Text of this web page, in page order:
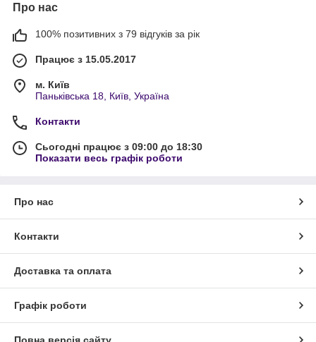
Про нас
100% позитивних з 79 відгуків за рік
Працює з 15.05.2017
м. Київ
Паньківська 18, Київ, Україна
Контакти
Сьогодні працює з 09:00 до 18:30
Показати весь графік роботи
Про нас
Контакти
Доставка та оплата
Графік роботи